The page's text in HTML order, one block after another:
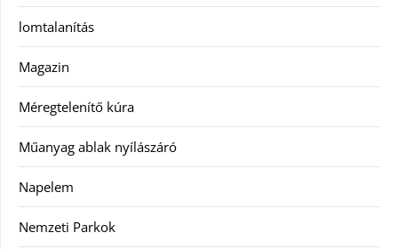
lomtalanítás
Magazin
Méregtelenítő kúra
Műanyag ablak nyílászáró
Napelem
Nemzeti Parkok